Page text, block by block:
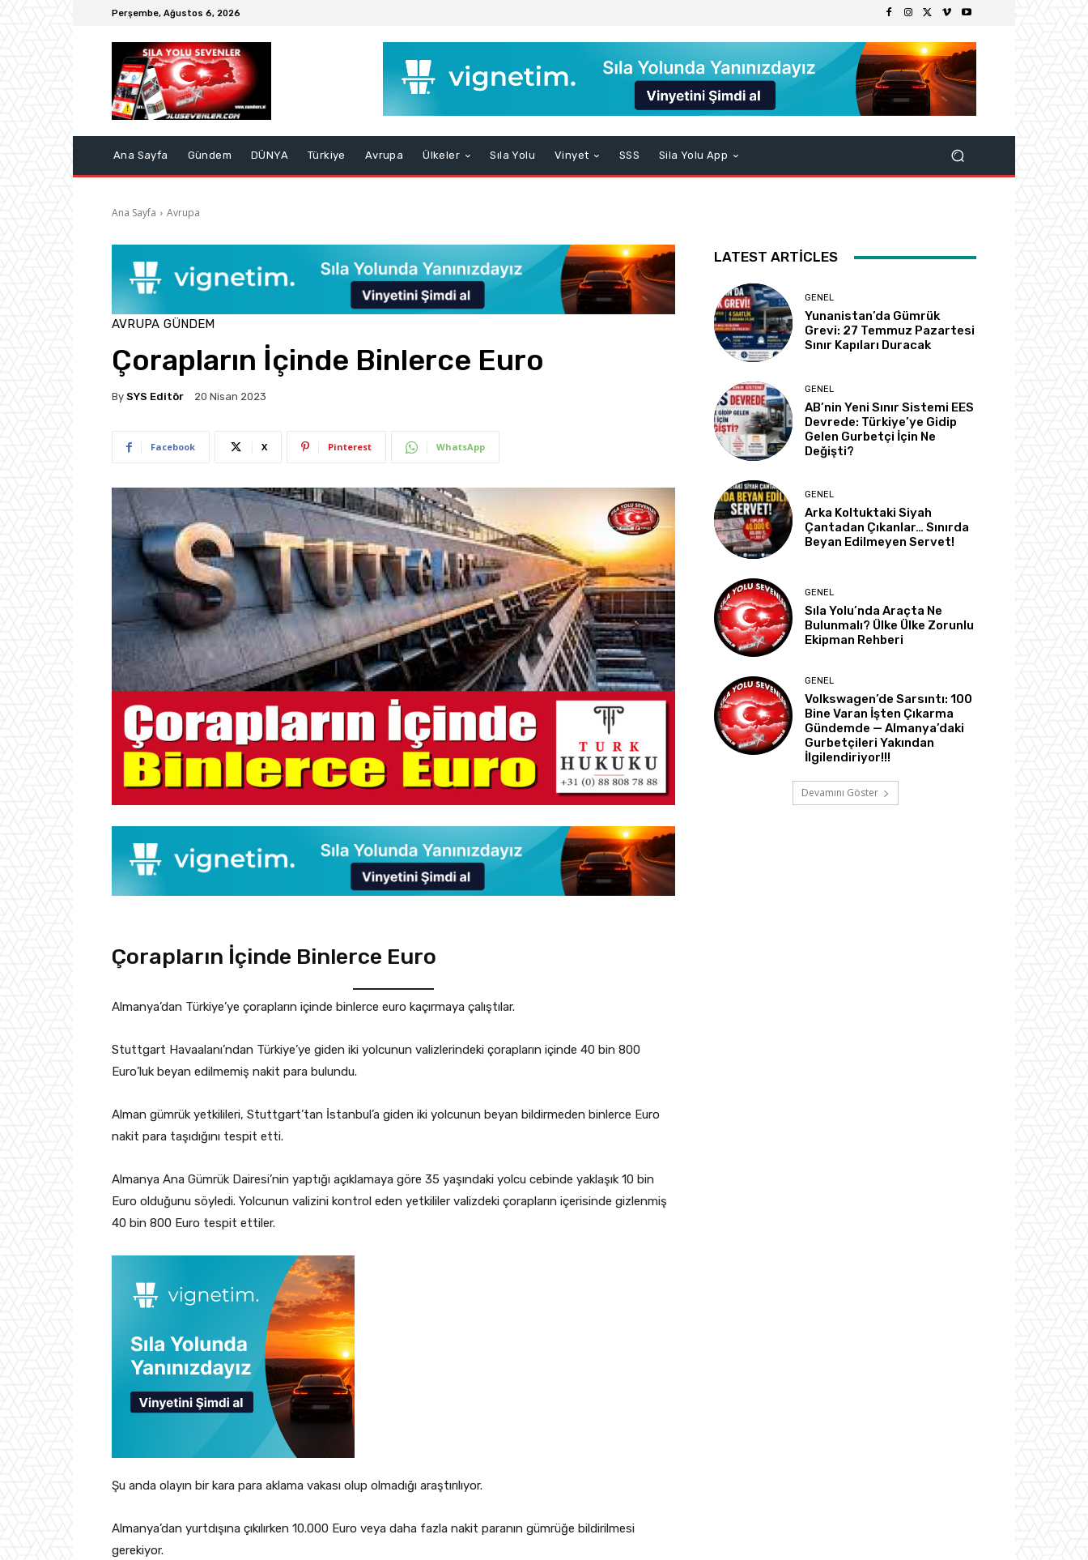
Perşembe, Ağustos 6, 2026
Ana Sayfa Gündem DÜNYA Türkiye Avrupa Ülkeler Sıla Yolu Vinyet SSS Sila Yolu App
Ana Sayfa Avrupa
AVRUPA GÜNDEM
Çorapların İçinde Binlerce Euro
By SYS Editör 20 Nisan 2023
Facebook X Pinterest WhatsApp
Çorapların İçinde Binlerce Euro
Almanya’dan Türkiye’ye çorapların içinde binlerce euro kaçırmaya çalıştılar.
Stuttgart Havaalanı’ndan Türkiye’ye giden iki yolcunun valizlerindeki çorapların içinde 40 bin 800
Euro’luk beyan edilmemiş nakit para bulundu.
Alman gümrük yetkilileri, Stuttgart’tan İstanbul’a giden iki yolcunun beyan bildirmeden binlerce Euro
nakit para taşıdığını tespit etti.
Almanya Ana Gümrük Dairesi’nin yaptığı açıklamaya göre 35 yaşındaki yolcu cebinde yaklaşık 10 bin
Euro olduğunu söyledi. Yolcunun valizini kontrol eden yetkililer valizdeki çorapların içerisinde gizlenmiş
40 bin 800 Euro tespit ettiler.
Şu anda olayın bir kara para aklama vakası olup olmadığı araştırılıyor.
Almanya’dan yurtdışına çıkılırken 10.000 Euro veya daha fazla nakit paranın gümrüğe bildirilmesi
gerekiyor.
LATEST ARTICLES
GENEL
Yunanistan’da Gümrük
Grevi: 27 Temmuz Pazartesi
Sınır Kapıları Duracak
GENEL
AB’nin Yeni Sınır Sistemi EES
Devrede: Türkiye’ye Gidip
Gelen Gurbetçi İçin Ne
Değişti?
GENEL
Arka Koltuktaki Siyah
Çantadan Çıkanlar… Sınırda
Beyan Edilmeyen Servet!
GENEL
Sıla Yolu’nda Araçta Ne
Bulunmalı? Ülke Ülke Zorunlu
Ekipman Rehberi
GENEL
Volkswagen’de Sarsıntı: 100
Bine Varan İşten Çıkarma
Gündemde — Almanya’daki
Gurbetçileri Yakından
İlgilendiriyor!!!
Devamını Göster